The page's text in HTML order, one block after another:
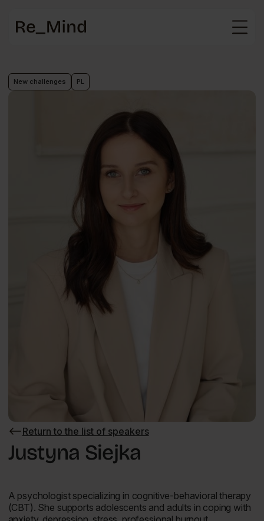
New challenges PL
Return to the list of speakers
Return
to
the
Justyna Siejka
A psychologist specializing in cognitive-behavioral therapy
(CBT). She supports adolescents and adults in coping with